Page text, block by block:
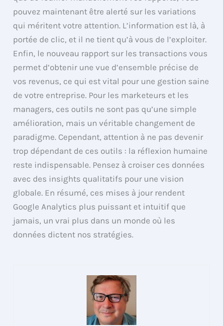
pouvez maintenant être alerté sur les variations
qui méritent votre attention. L’information est là, à
portée de clic, et il ne tient qu’à vous de l’exploiter.
Enfin, le nouveau rapport sur les transactions vous
permet d’obtenir une vue d’ensemble précise de
vos revenus, ce qui est vital pour une gestion saine
de votre entreprise. Pour les marketeurs et les
managers, ces outils ne sont pas qu’une simple
amélioration, mais un véritable changement de
paradigme. Cependant, attention à ne pas devenir
trop dépendant de ces outils : la réflexion humaine
reste indispensable. Pensez à croiser ces données
avec des insights qualitatifs pour une vision
globale. En résumé, ces mises à jour rendent
Google Analytics plus puissant et intuitif que
jamais, un vrai plus dans un monde où les
données dictent nos stratégies.